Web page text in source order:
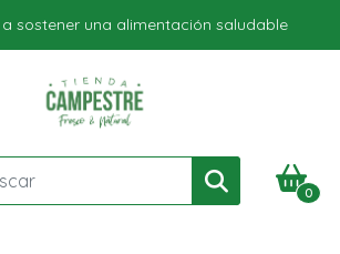
sostener una alimentación saludable
0